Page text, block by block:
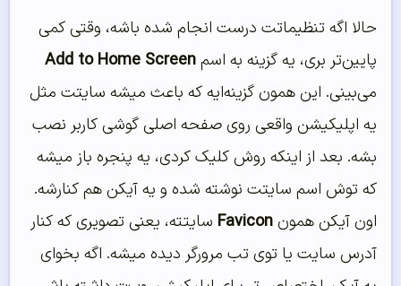
حالا اگه تنظیماتت درست انجام شده باشه، وقتی کمی
پایین‌تر بری، یه گزینه به اسمAdd to Home Screen
می‌بینی. این همون گزینه‌ایه که باعث میشه سایتت مثل
یه اپلیکیشن واقعی روی صفحه اصلی گوشی کاربر نصب
بشه. بعد از اینکه روش کلیک کردی، یه پنجره باز میشه
که توش اسم سایتت نوشته شده و یه آیکن هم کنارشه.
اون آیکن همونFavicon سایتته، یعنی تصویری که کنار
آدرس سایت یا توی تب مرورگر دیده میشه. اگه بخوای